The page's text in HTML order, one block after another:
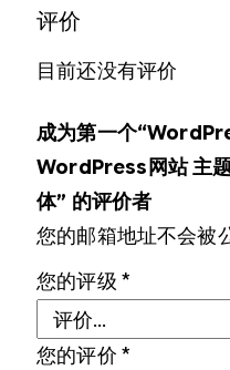
评价
目前还没有评价
成为第一个
WordPress网站 主
体” 的评价者
您的邮箱地址不会被
您的评级 *
您的评价 *